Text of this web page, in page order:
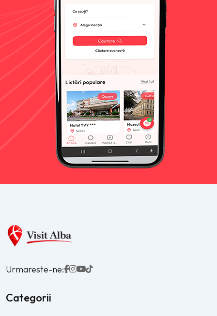
Urmareste-ne:
Categorii